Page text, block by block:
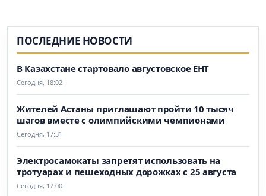
ПОСЛЕДНИЕ НОВОСТИ
В Казахстане стартовало августовское ЕНТ
Сегодня, 18:02
Жителей Астаны приглашают пройти 10 тысяч
шагов вместе с олимпийскими чемпионами
Сегодня, 17:31
Электросамокаты запретят использовать на
тротуарах и пешеходных дорожках с 25 августа
Сегодня, 17:00